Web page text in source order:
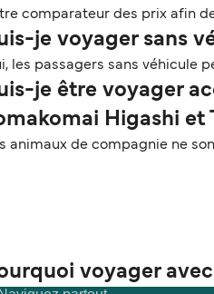
comparateur des prix afin
je voyager sans
les passagers sans véhicule
je être voyager
Higashi et
animaux de compagnie ne
voyager